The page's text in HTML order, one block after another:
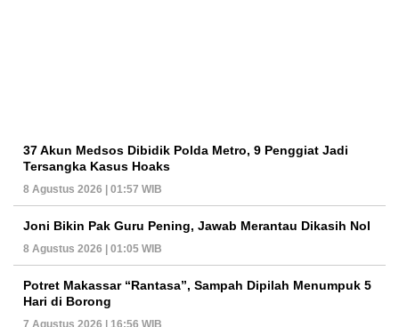
37 Akun Medsos Dibidik Polda Metro, 9 Penggiat Jadi
Tersangka Kasus Hoaks
8 Agustus 2026 | 01:57 WIB
Joni Bikin Pak Guru Pening, Jawab Merantau Dikasih Nol
8 Agustus 2026 | 01:05 WIB
Potret Makassar “Rantasa”, Sampah Dipilah Menumpuk 5
Hari di Borong
7 Agustus 2026 | 16:56 WIB